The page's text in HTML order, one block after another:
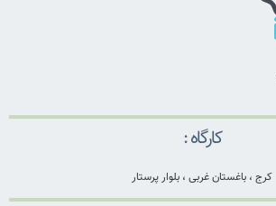
کارگاه :
کرج ، باغستان غربی ، بلوار پرستار